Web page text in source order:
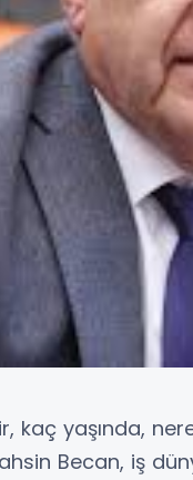
kaç yaşında,
Becan, iş